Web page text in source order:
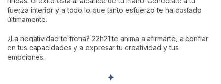
fuerza interior y a todo lo que tanto esfuerzo te ha costado
últimamente.
¿La negatividad te frena? 22h21 te anima a afirmarte, a confiar
en tus capacidades y a expresar tu creatividad y tus
emociones.
✦